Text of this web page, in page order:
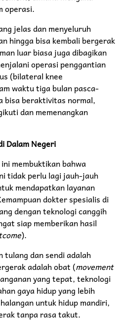
operasi.
jelas dan menyeluruh
hingga bisa kembali bergerak
luar biasa juga dibagikan
operasi penggantian
(bilateral knee
waktu tiga bulan pasca-
bisa beraktivitas normal,
dan memenangkan
Dalam Negeri
membuktikan bahwa
tidak perlu lagi jauh-jauh
mendapatkan layanan
dokter spesialis di
dengan teknologi canggih
siap memberikan hasil
).
tulang dan sendi adalah
adalah obat (movement
yang tepat, teknologi
gaya hidup yang lebih
untuk hidup mandiri,
tanpa rasa takut.